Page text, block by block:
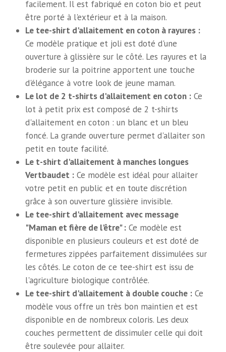
facilement. Il est fabriqué en coton bio et peut
être porté à l'extérieur et à la maison.
Le tee-shirt d'allaitement en coton à rayures :
Ce modèle pratique et joli est doté d'une
ouverture à glissière sur le côté. Les rayures et la
broderie sur la poitrine apportent une touche
d'élégance à votre look de jeune maman.
Le lot de 2 t-shirts d'allaitement en coton : Ce
lot à petit prix est composé de 2 t-shirts
d'allaitement en coton : un blanc et un bleu
foncé. La grande ouverture permet d'allaiter son
petit en toute facilité.
Le t-shirt d'allaitement à manches longues
Vertbaudet : Ce modèle est idéal pour allaiter
votre petit en public et en toute discrétion
grâce à son ouverture glissière invisible.
Le tee-shirt d'allaitement avec message
"Maman et fière de l'être" : Ce modèle est
disponible en plusieurs couleurs et est doté de
fermetures zippées parfaitement dissimulées sur
les côtés. Le coton de ce tee-shirt est issu de
l'agriculture biologique contrôlée.
Le tee-shirt d'allaitement à double couche : Ce
modèle vous offre un très bon maintien et est
disponible en de nombreux coloris. Les deux
couches permettent de dissimuler celle qui doit
être soulevée pour allaiter.